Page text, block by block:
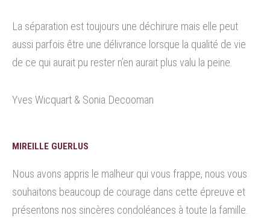
La séparation est toujours une déchirure mais elle peut
aussi parfois être une délivrance lorsque la qualité de vie
de ce qui aurait pu rester n’en aurait plus valu la peine.
Yves Wicquart & Sonia Decooman
MIREILLE GUERLUS
Nous avons appris le malheur qui vous frappe, nous vous
souhaitons beaucoup de courage dans cette épreuve et
présentons nos sincères condoléances à toute la famille.